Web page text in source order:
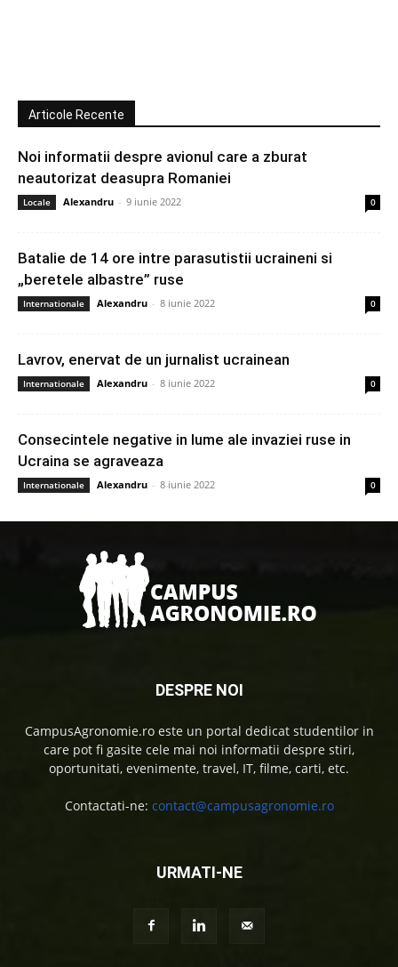
Articole Recente
Noi informatii despre avionul care a zburat
neautorizat deasupra Romaniei
Locale Alexandru - 9 iunie 2022 0
Batalie de 14 ore intre parasutistii ucraineni si
„beretele albastre” ruse
Internationale Alexandru - 8 iunie 2022 0
Lavrov, enervat de un jurnalist ucrainean
Internationale Alexandru - 8 iunie 2022 0
Consecintele negative in lume ale invaziei ruse in
Ucraina se agraveaza
Internationale Alexandru - 8 iunie 2022 0
DESPRE NOI
CampusAgronomie.ro este un portal dedicat studentilor in
care pot fi gasite cele mai noi informatii despre stiri,
oportunitati, evenimente, travel, IT, filme, carti, etc.
Contactati-ne: contact@campusagronomie.ro
URMATI-NE